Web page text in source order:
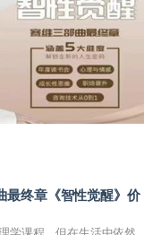
最终章《智性觉醒》价